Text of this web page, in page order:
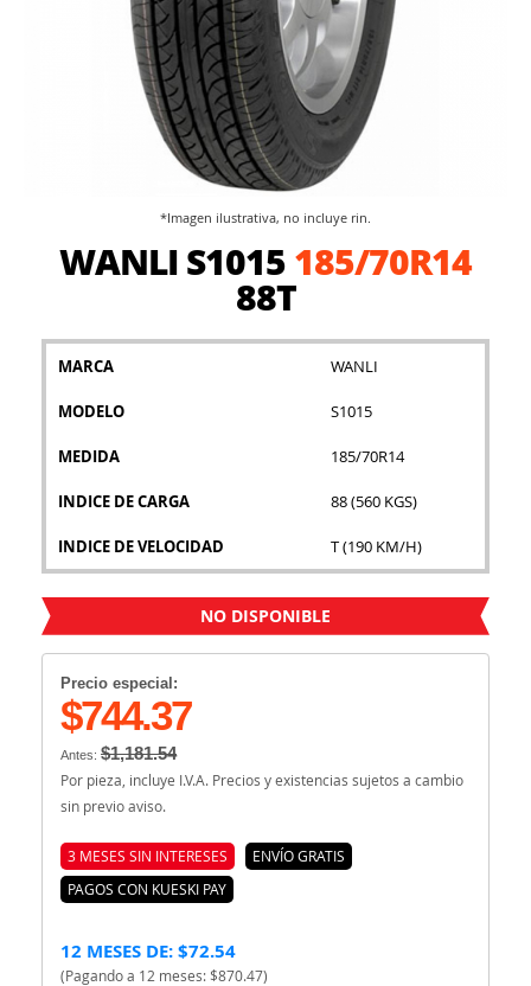
WANLI S1015185/70R14
88T
MARCA WANLI
MODELO S1015
MEDIDA 185/70R14
INDICE DE CARGA 88 (560 KGS)
INDICE DE VELOCIDAD T (190 KM/H)
NO DISPONIBLE
Precio especial:
$744.37
Antes: $1,181.54
Por pieza, incluye I.V.A. Precios y existencias sujetos a cambio
sin previo aviso.
3 MESES SIN INTERESES
ENVÍO GRATIS
PAGOS CON KUESKI PAY
12 MESES DE: $72.54
(Pagando a 12 meses: $870.47)
*Imagen ilustrativa, no incluye rin.
galería
imágenes